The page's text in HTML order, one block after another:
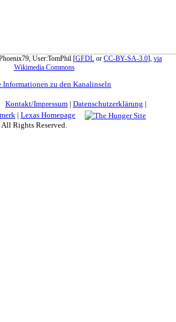
User:TomPhil [GFDL or CC-BY-SA-3.0], via
Wikimedia Commons
Informationen zu den Kanalinseln
Kontakt/Impressum | Datenschutzerklärung |
| Lexas Homepage
Rights Reserved.